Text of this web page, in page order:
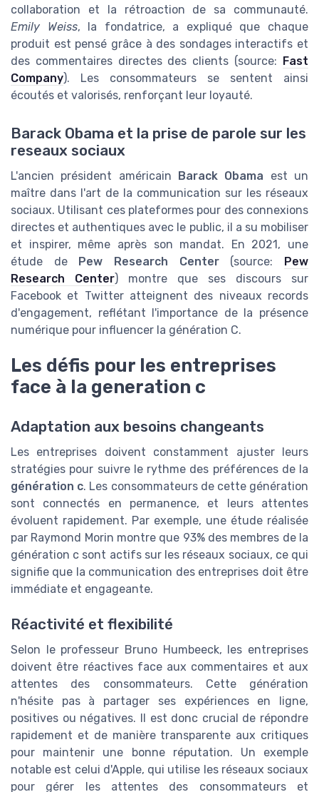
collaboration et la rétroaction de sa communauté.
Emily Weiss, la fondatrice, a expliqué que chaque
produit est pensé grâce à des sondages interactifs et
des commentaires directes des clients (source: Fast
Company). Les consommateurs se sentent ainsi
écoutés et valorisés, renforçant leur loyauté.
Barack Obama et la prise de parole sur les
reseaux sociaux
L'ancien président américain Barack Obama est un
maître dans l'art de la communication sur les réseaux
sociaux. Utilisant ces plateformes pour des connexions
directes et authentiques avec le public, il a su mobiliser
et inspirer, même après son mandat. En 2021, une
étude de Pew Research Center(source: Pew
Research Center) montre que ses discours sur
Facebook et Twitter atteignent des niveaux records
d'engagement, reflétant l'importance de la présence
numérique pour influencer la génération C.
Les défis pour les entreprises
face à la generation c
Adaptation aux besoins changeants
Les entreprises doivent constamment ajuster leurs
stratégies pour suivre le rythme des préférences de la
génération c. Les consommateurs de cette génération
sont connectés en permanence, et leurs attentes
évoluent rapidement. Par exemple, une étude réalisée
par Raymond Morin montre que 93% des membres de la
génération c sont actifs sur les réseaux sociaux, ce qui
signifie que la communication des entreprises doit être
immédiate et engageante.
Réactivité et flexibilité
Selon le professeur Bruno Humbeeck, les entreprises
doivent être réactives face aux commentaires et aux
attentes des consommateurs. Cette génération
n'hésite pas à partager ses expériences en ligne,
positives ou négatives. Il est donc crucial de répondre
rapidement et de manière transparente aux critiques
pour maintenir une bonne réputation. Un exemple
notable est celui d'Apple, qui utilise les réseaux sociaux
pour gérer les attentes des consommateurs et